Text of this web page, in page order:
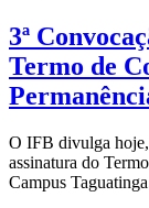
3ª
Termo de
O IFB divulga hoje,
assinatura do
Campus